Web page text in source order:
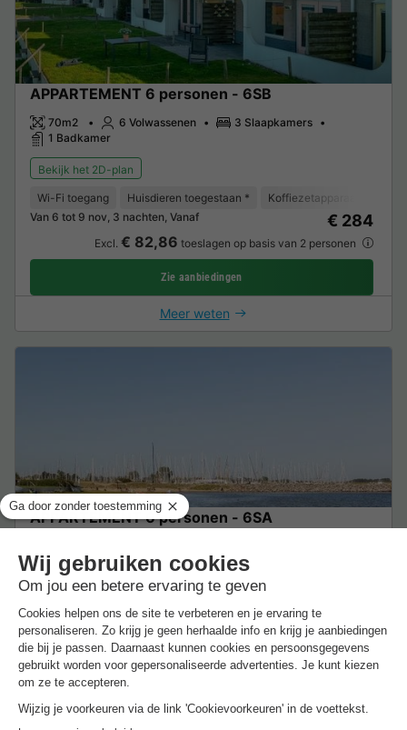
APPARTEMENT 6 personen - 6SB
70m2 6 Volwassenen
3 Slaapkamers
1 Badkamer
Bekijk het 2D-plan
Wi-Fi toegang Huisdieren toegestaan * Koffiezetapparaat
Van 6 tot 9 nov, 3 nachten, Vanaf
€ 284
Excl. € 82,86 toeslagen op basis van 2 personen
Zie aanbiedingen
Meer weten
APPARTEMENT 6 personen - 6SA
1 Badkamer
Bekijk het 2D-plan
Wi-Fi toegang Koffiezetapparaat Vaatwasser Vriezer
Van 6 tot 9 nov, 3 nachten, Vanaf
€ 284
Excl.€ 82,86toeslagen op basis van 2 personen
Zie aanbiedingen